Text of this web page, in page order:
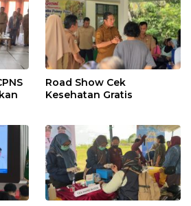
Road Show Cek
Kesehatan Gratis